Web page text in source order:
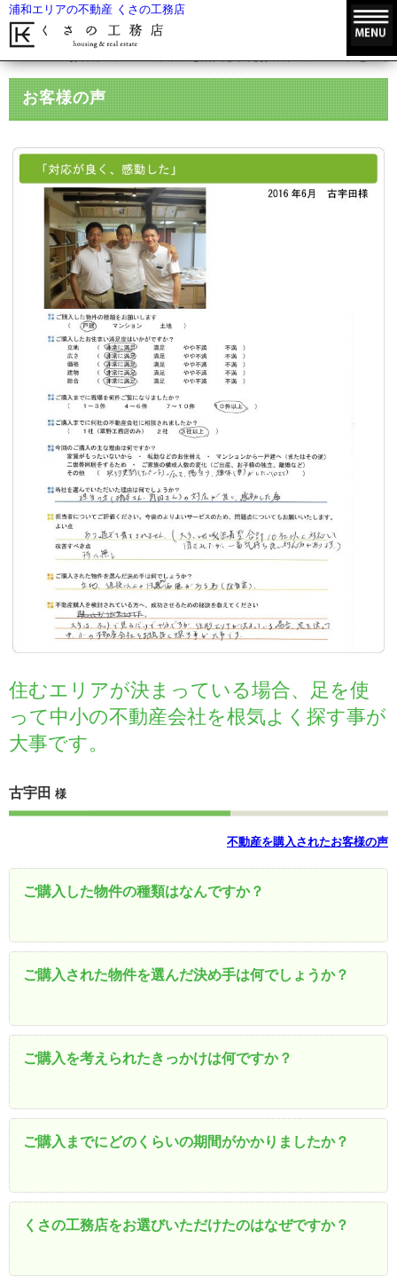
浦和エリアの不動産 くさの工務店
住むエリ
お客様の声
住むエリアが決まっている場合、足を使
って中小の不動産会社を根気よく探す事が
大事です。
古宇田 様
不動産を購入されたお客様の声
ご購入した物件の種類はなんですか？
ご購入された物件を選んだ決め手は何でしょうか？
ご購入を考えられたきっかけは何ですか？
ご購入までにどのくらいの期間がかかりましたか？
くさの工務店をお選びいただけたのはなぜですか？